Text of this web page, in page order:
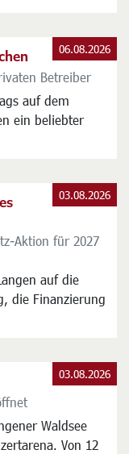
Betreiber
auf dem
ein beliebter
06.08.2026
Aktion für 2027
auf die
die Finanzierung
03.08.2026
Waldsee
Von 12
03.08.2026